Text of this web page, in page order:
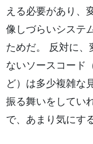
える必要があり、
像しづらいシステ
ためだ。 反対に
ないソースコード
ど）は多少複雑な
振る舞いをしてい
で、あまり気にす